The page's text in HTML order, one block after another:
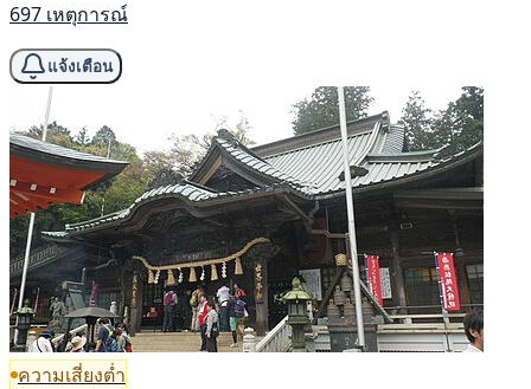
697 เหตุการณ์
แจ้งเตือน
ความเสี่ยงต่ำ